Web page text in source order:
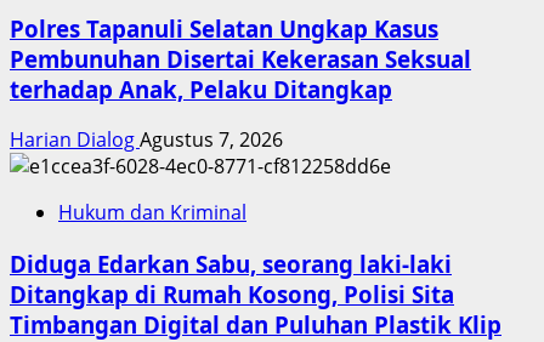
Polres Tapanuli Selatan Ungkap Kasus
Pembunuhan Disertai Kekerasan Seksual
terhadap Anak, Pelaku Ditangkap
Harian DialogAgustus 7, 2026
Hukum dan Kriminal
Diduga Edarkan Sabu, seorang laki-laki
Ditangkap di Rumah Kosong, Polisi Sita
Timbangan Digital dan Puluhan Plastik Klip